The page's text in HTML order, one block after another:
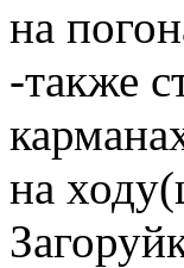
на
-также
на